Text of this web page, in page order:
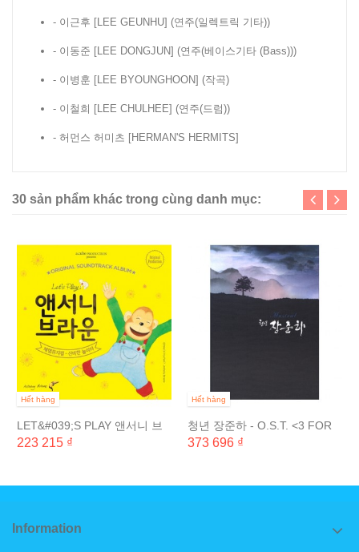
- 이근후 [LEE GEUNHU] (연주(일렉트릭 기타))
- 이동준 [LEE DONGJUN] (연주(베이스기타 (Bass)))
- 이병훈 [LEE BYOUNGHOON] (작곡)
- 이철희 [LEE CHULHEE] (연주(드럼))
- 허먼스 허미츠 [HERMAN'S HERMITS]
30 sản phẩm khác trong cùng danh mục:
Hết hàng
LET&#039;S PLAY 앤서니 브
라운 체험 뮤지컬 - 신비한 놀이
223 215 ₫
Hết hàng
청년 장준하 - O.S.T. <3 FOR
1>
373 696 ₫
Information